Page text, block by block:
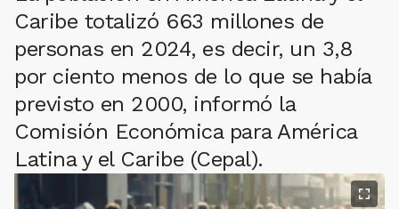
Caribe totalizó 663 millones de
personas en 2024, es decir, un 3,8
por ciento menos de lo que se había
previsto en 2000, informó la
Comisión Económica para América
Latina y el Caribe (Cepal).